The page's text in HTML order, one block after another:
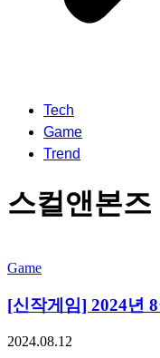
Tech
Game
Trend
스컬앤본즈
Game
[신작게임] 2024년
2024.08.12